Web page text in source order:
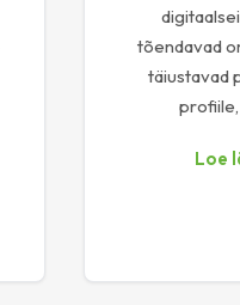
tõendavad
täiustavad
profiile,
Loe